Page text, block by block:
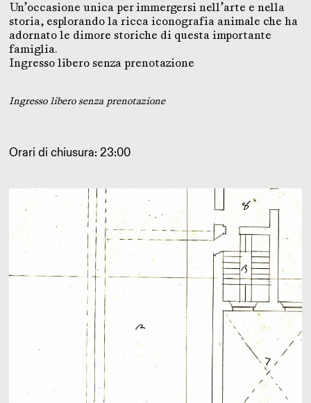
Un’occasione unica per immergersi nell’arte e nella
storia, esplorando la ricca iconografia animale che ha
adornato le dimore storiche di questa importante
famiglia.
Ingresso libero senza prenotazione
Ingresso libero senza prenotazione
Orari di chiusura: 23:00